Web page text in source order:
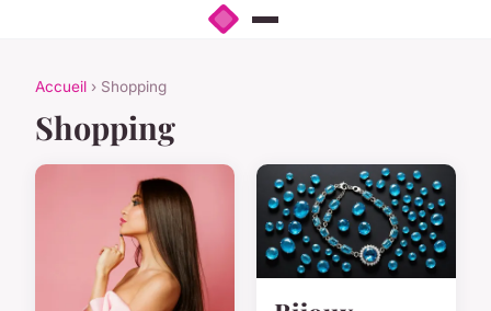
Accueil › Shopping
Shopping